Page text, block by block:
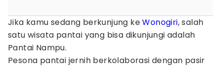
Jika kamu sedang berkunjung keWonogiri, salah
satu wisata pantai yang bisa dikunjungi adalah
Pantai Nampu.
Pesona pantai jernih berkolaborasi dengan pasir